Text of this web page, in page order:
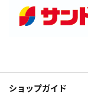
ショップガイド